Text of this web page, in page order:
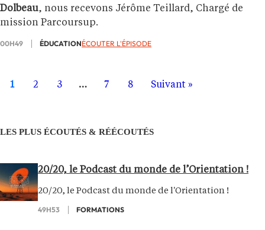
Dolbeau, nous recevons Jérôme Teillard, Chargé de
mission Parcoursup.
00H49 ÉDUCATIONÉCOUTER L'ÉPISODE
1 2 3 … 7 8 Suivant »
LES PLUS ÉCOUTÉS & RÉÉCOUTÉS
20/20, le Podcast du monde de l’Orientation !
20/20, le Podcast du monde de l'Orientation !
49H53 FORMATIONS